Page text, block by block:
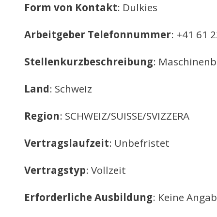
Form von Kontakt: Dulkies
Arbeitgeber Telefonnummer: +41 61
Stellenkurzbeschreibung:
Land: Schweiz
Region: SCHWEIZ/SUISSE/SVIZZERA
Vertragslaufzeit: Unbefristet
Vertragstyp: Vollzeit
Erforderliche Ausbildung: Keine